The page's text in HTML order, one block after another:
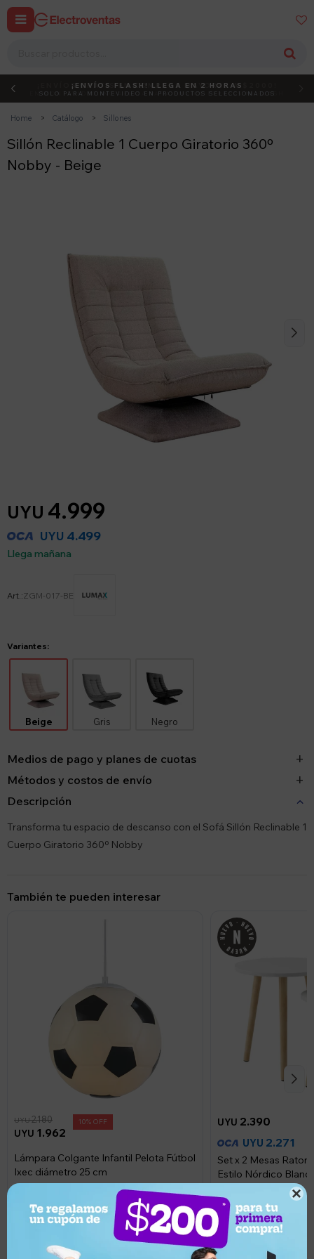

 
DEBUT ACTIVÁ EL CÓDIGO
¡ENVÍOS FLASH! LLEGA EN 2 HORAS
SOLO PARA MONTEVIDEO EN PRODUCTOS SELECCIONADOS
Home Catálogo Sillones
Sillón Reclinable 1 Cuerpo Giratorio 360º
Nobby - Beige
UYU 4.999
UYU 4.499
Llega mañana
ZGM-017-BE
Variantes:
Beige Gris Negro
Medios de pago y planes de cuotas
Métodos y costos de envío
Descripción
Transforma tu espacio de descanso con el Sofá Sillón Reclinable 1
Cuerpo Giratorio 360º Nobby
También te pueden interesar
UYU 1.962
UYU2.180 10
Lámpara Colgante Infantil Pelota Fútbol
Ixec diámetro 25 cm
UYU 2.390
UYU 2.271
Set x 2 Mesas
Estilo Nórdico